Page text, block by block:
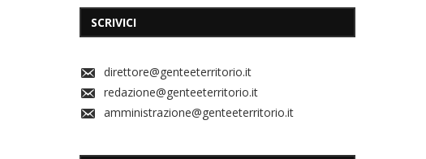
SCRIVICI
direttore@genteeterritorio.it
redazione@genteeterritorio.it
amministrazione@genteeterritorio.it